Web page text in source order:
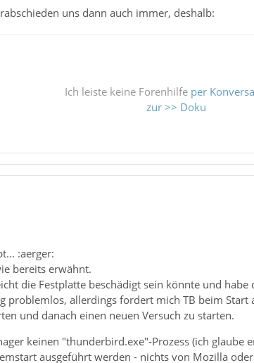
uns dann auch immer, deshalb:
Ich leiste keine Forenhilfe per
zur >> Doku
:aerger:
bereits erwähnt.
die Festplatte beschädigt sein könnte und
problemlos, allerdings fordert mich TB beim Start
und danach einen neuen Versuch zu starten.
keinen "thunderbird.exe"-Prozess (ich glaube
ausgeführt werden - nichts von Mozilla